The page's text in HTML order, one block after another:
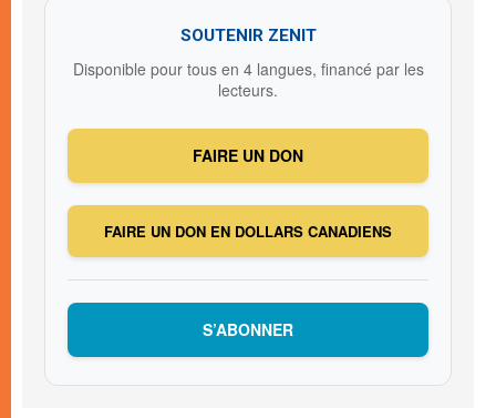
SOUTENIR ZENIT
Disponible pour tous en 4 langues, financé par les
lecteurs.
FAIRE UN DON
FAIRE UN DON EN DOLLARS CANADIENS
S’ABONNER